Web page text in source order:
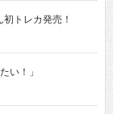
トレカ発売！
い！」